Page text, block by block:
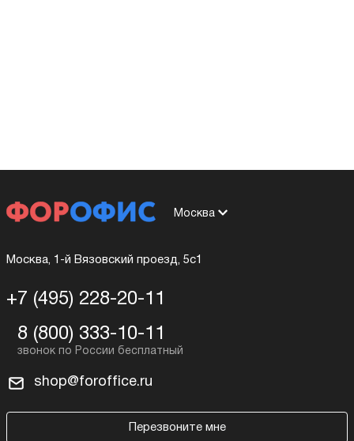
Москва
Москва, 1-й Вязовский проезд, 5с1
+7 (495) 228-20-11
8 (800) 333-10-11
shop@foroffice.ru
Перезвоните мне